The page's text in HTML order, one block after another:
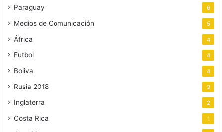
Paraguay 6
Medios de Comunicación 5
África 4
Futbol 4
Boliva 4
Rusia 2018 3
Inglaterra 2
Costa Rica 1